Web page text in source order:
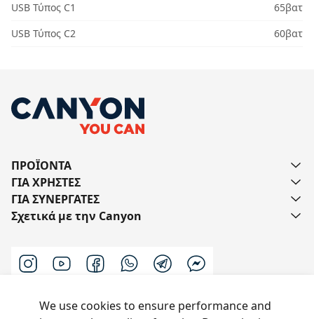
USB Τύπος C1
65βατ
USB Τύπος C2
60βατ
ΠΡΟΪΟΝΤΑ
ΓΙΑ ΧΡΗΣΤΕΣ
ΓΙΑ ΣΥΝΕΡΓΑΤΕΣ
Σχετικά με την Canyon
We use cookies to ensure performance and